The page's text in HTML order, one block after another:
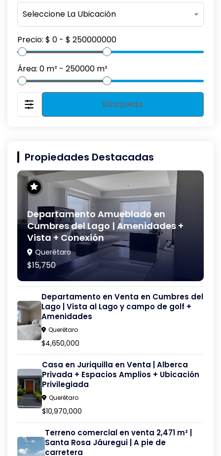
Seleccione La Ubicación
Precio: $ 0 - $ 250000000
Área: 0 m² - 250000 m²
Búsqueda
Propiedades Destacadas
Departamento Amueblado en
Cumbres del Lago | Amenidades +
Vista + Conexión
Querétaro
$15,750
Departamento en Venta en Cumbres del
Lago | Vista al Lago y campo de golf +
Amenidades
Querétaro
$4,650,000
Casa en Juriquilla en Venta | Alberca
Privada + Espacios Amplios + Ubicación
Privilegiada
Querétaro
$10,970,000
Terreno comercial en venta 2,471 m² |
Santa Rosa Jáuregui | A pie de
carretera